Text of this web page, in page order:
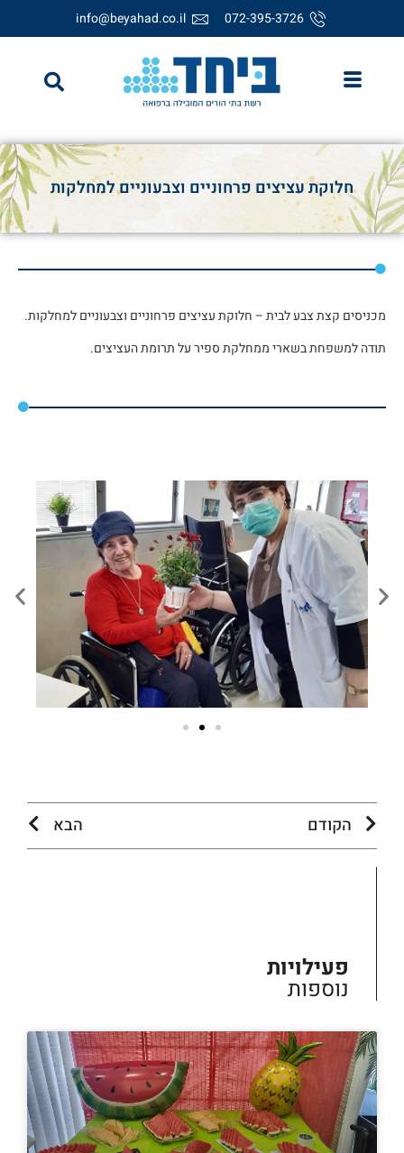
072-395-3726
info@beyahad.co.il
חלוקת עציצים פרחוניים וצבעוניים למחלקות
מכניסים קצת צבע לבית – חלוקת עציצים פרחוניים וצבעוניים למחלקות.
תודה למשפחת בשארי ממחלקת ספיר על תרומת העציצים.
הקודם הבא
פעילויות
נוספות